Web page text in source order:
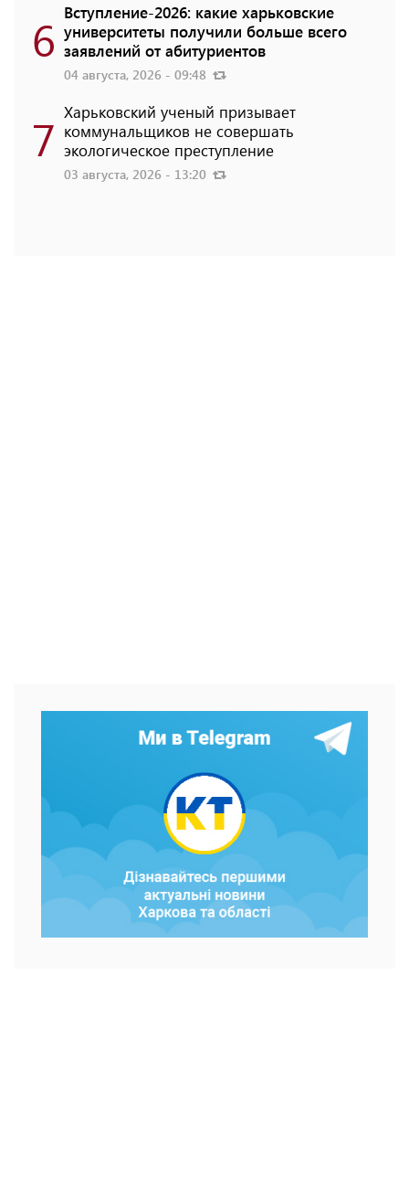
6 Вступление-2026: какие харьковские
университеты получили больше всего
заявлений от абитуриентов
04 августа, 2026 - 09:48
7 Харьковский ученый призывает
коммунальщиков не совершать
экологическое преступление
03 августа, 2026 - 13:20